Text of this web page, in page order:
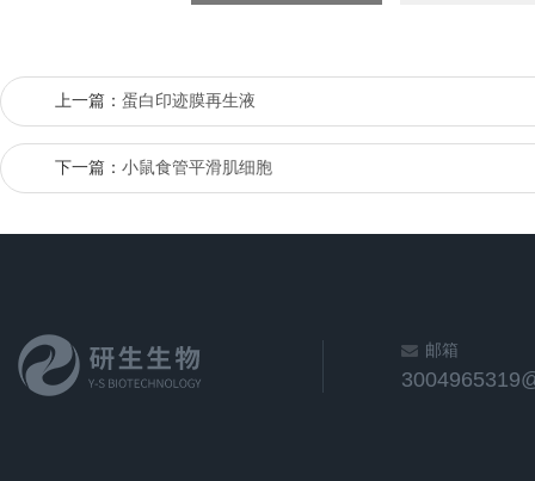
上一篇： 蛋白印迹膜再生液
下一篇： 小鼠食管平滑肌细胞
邮箱